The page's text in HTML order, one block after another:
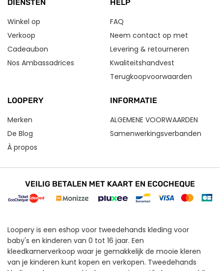
DIENSTEN
Winkel op
Verkoop
Cadeaubon
Nos Ambassadrices
HELP
FAQ
Neem contact op met
Levering & retourneren
Kwaliteitshandvest
Terugkoopvoorwaarden
LOOPERY
Merken
De Blog
À propos
INFORMATIE
ALGEMENE VOORWAARDEN
Samenwerkingsverbanden
VEILIG BETALEN MET KAART EN ECOCHEQUE
Loopery is een eshop voor tweedehands kleding voor
baby's en kinderen van 0 tot 16 jaar. Een
kleedkamerverkoop waar je gemakkelijk de mooie kleren
van je kinderen kunt kopen en verkopen. Tweedehands